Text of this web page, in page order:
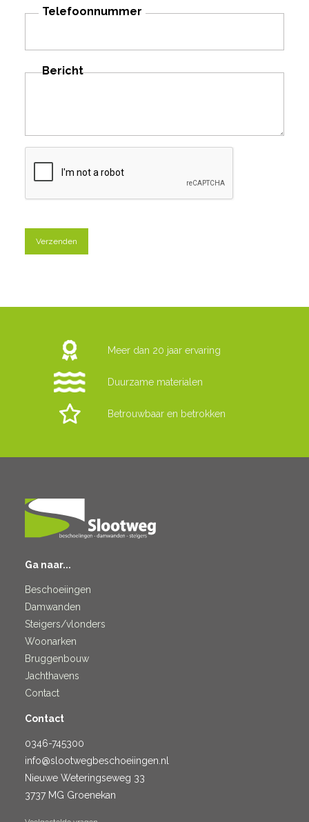
Telefoonnummer
Bericht
Meer dan 20 jaar ervaring
Duurzame materialen
Betrouwbaar en betrokken
Ga naar...
Beschoeiingen
Damwanden
Steigers/vlonders
Woonarken
Bruggenbouw
Jachthavens
Contact
Contact
0346-745300
info@slootwegbeschoeiingen.nl
Nieuwe Weteringseweg 33
3737 MG Groenekan